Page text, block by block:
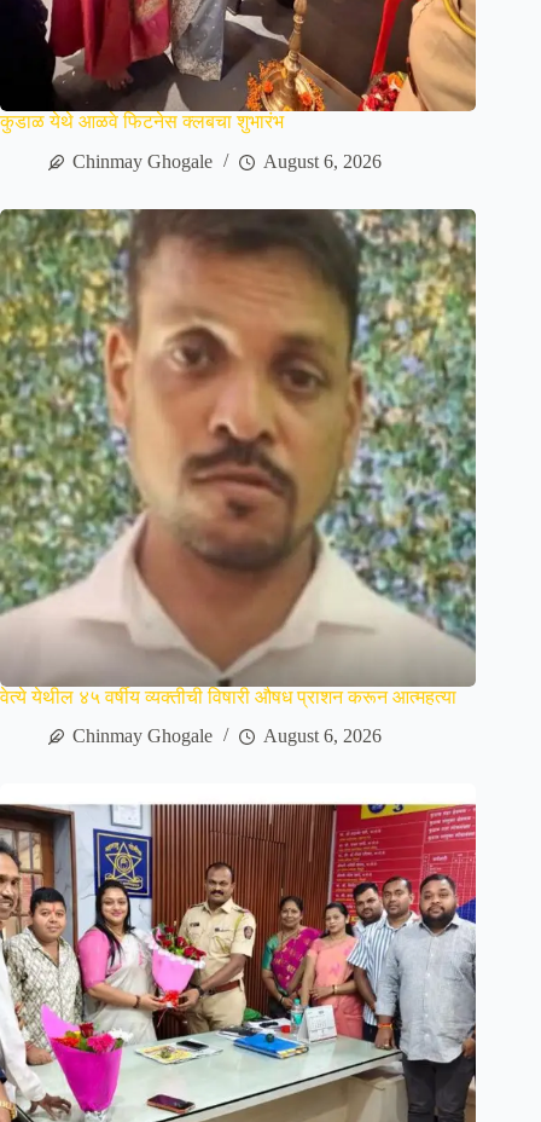
कुडाळ येथे आळवे फिटनेस क्लबचा शुभारंभ
Chinmay Ghogale
August 6, 2026
वेत्ये येथील ४५ वर्षीय व्यक्तीची विषारी औषध प्राशन करून आत्महत्या
Chinmay Ghogale
August 6, 2026